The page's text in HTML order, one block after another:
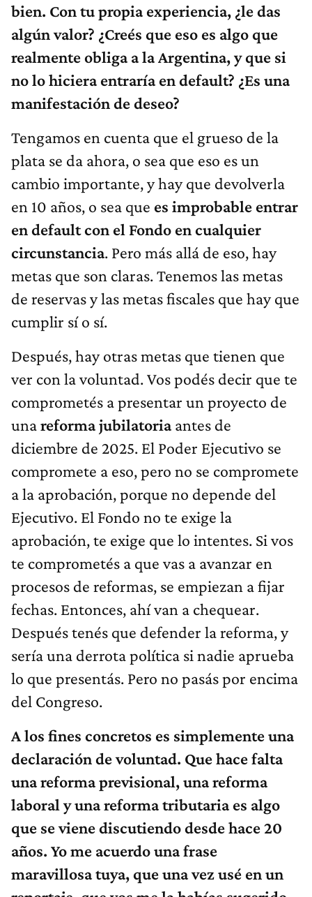
bien. Con tu propia experiencia, ¿le das
algún valor? ¿Creés que eso es algo que
realmente obliga a la Argentina, y que si
no lo hiciera entraría en default? ¿Es una
manifestación de deseo?
Tengamos en cuenta que el grueso de la
plata se da ahora, o sea que eso es un
cambio importante, y hay que devolverla
en 10 años, o sea que es improbable entrar
en default con el Fondo en cualquier
circunstancia. Pero más allá de eso, hay
metas que son claras. Tenemos las metas
de reservas y las metas fiscales que hay que
cumplir sí o sí.
Después, hay otras metas que tienen que
ver con la voluntad. Vos podés decir que te
comprometés a presentar un proyecto de
unareforma jubilatoriaantes de
diciembre de 2025. El Poder Ejecutivo se
compromete a eso, pero no se compromete
a la aprobación, porque no depende del
Ejecutivo. El Fondo no te exige la
aprobación, te exige que lo intentes. Si vos
te comprometés a que vas a avanzar en
procesos de reformas, se empiezan a fijar
fechas. Entonces, ahí van a chequear.
Después tenés que defender la reforma, y
sería una derrota política si nadie aprueba
lo que presentás. Pero no pasás por encima
del Congreso.
A los fines concretos es simplemente una
declaración de voluntad. Que hace falta
una reforma previsional, una reforma
laboral y una reforma tributaria es algo
que se viene discutiendo desde hace 20
años. Yo me acuerdo una frase
maravillosa tuya, que una vez usé en un